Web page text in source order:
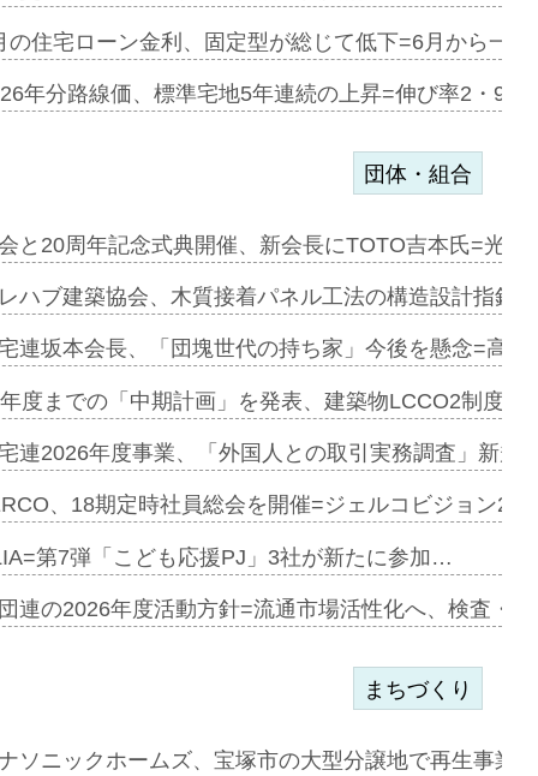
協業=お互…
コリビング…
の住宅ローン金利、固定型が総じて低下=6月から一
年分路線価、標準宅地5年連続の上昇=伸び率2・
を提案=P…
ンビ…
加=リンナ…
見込む=…
開始=三協…
団体・組合
と20周年記念式典開催、新会長にTOTO吉本氏=光
ハブ建築協会、木質接着パネル工法の構造設計指針
連坂本会長、「団塊世代の持ち家」今後を懸念=高
度までの「中期計画」を発表、建築物LCCO2制度
連2026年度事業、「外国人との取引実務調査」新規
、18期定時社員総会を開催=ジェルコビジョン
第7弾「こども応援PJ」3社が新たに参加…
連の2026年度活動方針=流通市場活性化へ、検査・
ず=「物…
まちづくり
ソニックホームズ、宝塚市の大型分譲地で再生事業